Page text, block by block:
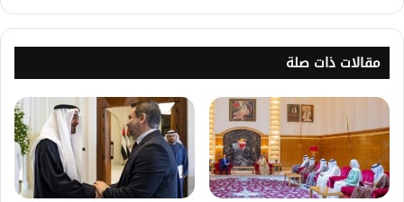
مقالات ذات صلة